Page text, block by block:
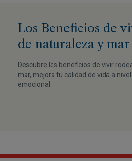
Los Beneficios de
de naturaleza y mar
Descubre los beneficios de vivir
mar, mejora tu calidad de vida a
emocional.